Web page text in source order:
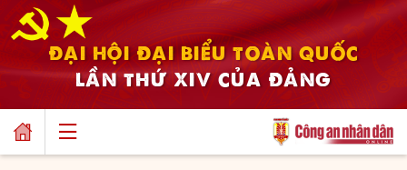
ĐẠI HỘI ĐẠI BIỂU TOÀN QUỐC
LẦN THỨ XIV CỦA ĐẢNG